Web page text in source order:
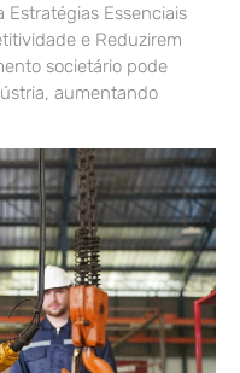
Estratégias Essenciais
e Reduzirem
societário pode
aumentando